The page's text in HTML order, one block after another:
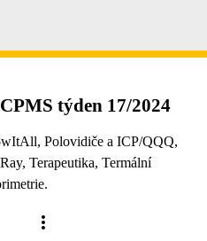
týden 17/2024
Polovidiče a ICP/QQQ,
Terapeutika, Termální